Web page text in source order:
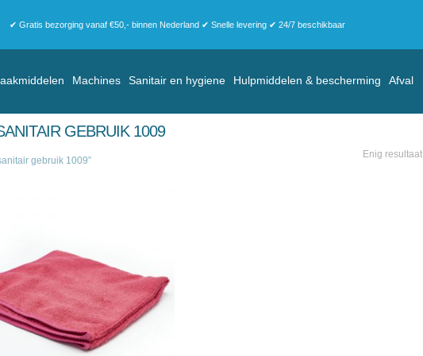
✔ Gratis bezorging vanaf €50,- binnen Nederland ✔ Snelle levering ✔ 24/7 beschikbaar
Machines Sanitair en hygiene Hulpmiddelen & bescherming Afval
GEBRUIK 1009
Enig resultaat
gebruik 1009”